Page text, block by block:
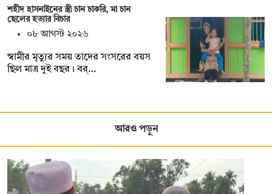
শহীদ হাসনাইনের স্ত্রী চান চাকরি, মা চান
ছেলের হত্যার বিচার
০৮ আগস্ট ২০২৬
স্বামীর মৃত্যুর সময় তাদের সংসরের বয়স
ছিল মাত্র দুই বছর। বর্…
আরও পড়ুন